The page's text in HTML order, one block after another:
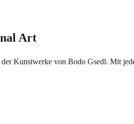
Art
Kunstwerke von Bodo Gsedl. Mit